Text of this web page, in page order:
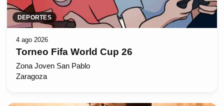
DEPORTES
4 ago 2026
Torneo Fifa World Cup 26
Zona Joven San Pablo
Zaragoza